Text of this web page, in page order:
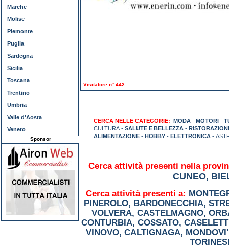
Visitatore n° 442
CERCA NELLE CATEGORIE: MODA - MOTORI -
CULTURA - SALUTE E BELLEZZA -
ALIMENTAZIONE - HOBBY - ELETTRONICA -
Cerca attività presenti nella
CUNEO,
Cerca attività presenti a:
PINEROLO, BARDONECCHIA,
VOLVERA, CASTELMAGNO,
CONTURBIA, COSSATO,
VINOVO, CALTIGNAGA, MONDOVI'
Marche
Molise
Piemonte
Puglia
Sardegna
Sicilia
Toscana
Trentino
Umbria
Valle d'Aosta
Veneto
Sponsor